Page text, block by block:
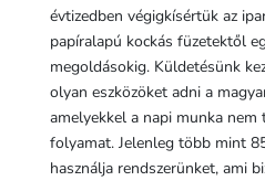
évtizedben végigkísértük az
papíralapú kockás füzetektől
megoldásokig. Küldetésünk
olyan eszközöket adni a
amelyekkel a napi munka
folyamat. Jelenleg több mint
használja rendszerünket, ami